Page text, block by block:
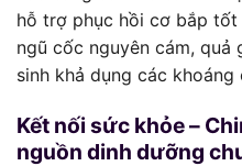
hỗ trợ phục hồi cơ bắp
ngũ cốc nguyên cám, quả
sinh khả dụng các khoáng
Kết nối sức khỏe –
nguồn dinh dưỡng